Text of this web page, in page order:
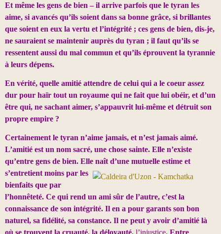
Et même les gens de bien – il arrive parfois que le tyran les
aime, si avancés qu’ils soient dans sa bonne grâce, si brillantes
que soient en eux la vertu et l’intégrité ; ces gens de bien, dis-je,
ne sauraient se maintenir auprès du tyran ; il faut qu’ils se
ressentent aussi du mal commun et qu’ils éprouvent la tyrannie
à leurs dépens.
En vérité, quelle amitié attendre de celui qui a le coeur assez
dur pour haïr tout un royaume qui ne fait que lui obéir, et d’un
être qui, ne sachant aimer, s’appauvrit lui-même et détruit son
propre empire ?
Certainement le tyran n’aime jamais, et n’est jamais aimé.
L’amitié est un nom sacré, une chose sainte. Elle n’existe
qu’entre gens de bien. Elle naît d’une mutuelle estime et
s’entretient moins par les
bienfaits que par
l’honnêteté. Ce qui rend un ami sûr de l’autre, c’est la
connaissance de son intégrité. Il en a pour garants son bon
naturel, sa fidélité, sa constance. Il ne peut y avoir d’amitié là
où se trouvent la cruauté, la déloyauté, l’injustice. Entre